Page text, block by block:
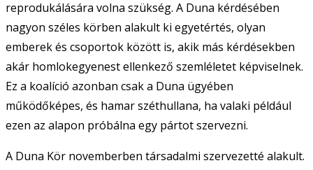
reprodukálására volna szükség. A Duna kérdésében
nagyon széles körben alakult ki egyetértés, olyan
emberek és csoportok között is, akik más kérdésekben
akár homlokegyenest ellenkező szemléletet képviselnek.
Ez a koalíció azonban csak a Duna ügyében
működőképes, és hamar széthullana, ha valaki például
ezen az alapon próbálna egy pártot szervezni.
A Duna Kör novemberben társadalmi szervezetté alakult.